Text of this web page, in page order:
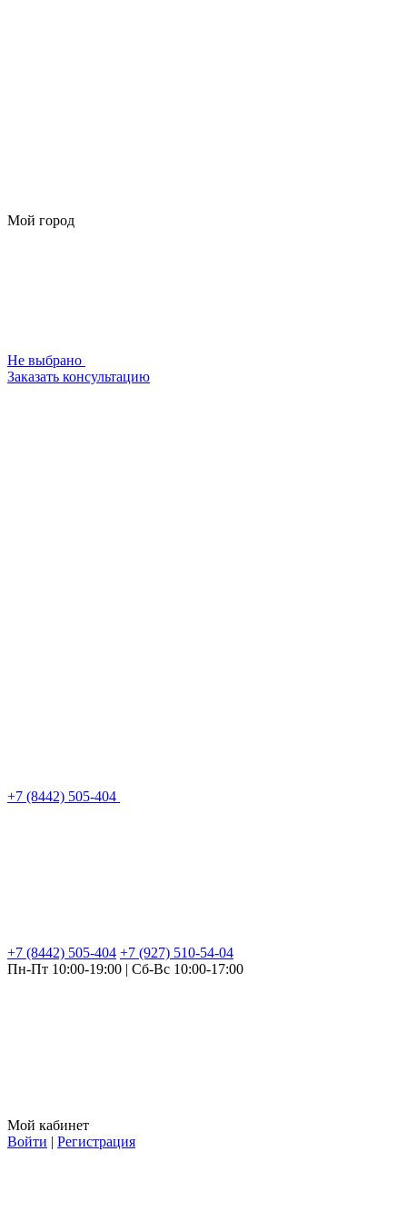
Мой город
Не выбрано
Заказать консультацию
+7 (8442) 505-404
+7 (8442) 505-404 +7 (927) 510-54-04
Пн-Пт 10:00-19:00 | Сб-Вс 10:00-17:00
Мой кабинет
Войти | Регистрация